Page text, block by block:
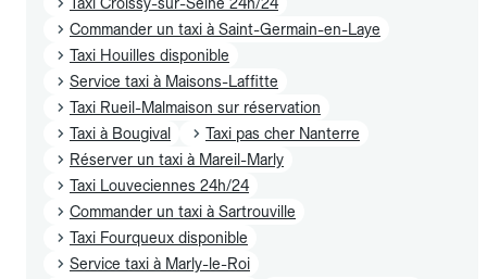
Commander un taxi à Saint-Germain-en-Laye
Taxi Houilles disponible
Service taxi à Maisons-Laffitte
Taxi Rueil-Malmaison sur réservation
Taxi à Bougival
Taxi pas cher Nanterre
Réserver un taxi à Mareil-Marly
Taxi Louveciennes 24h/24
Commander un taxi à Sartrouville
Taxi Fourqueux disponible
Service taxi à Marly-le-Roi